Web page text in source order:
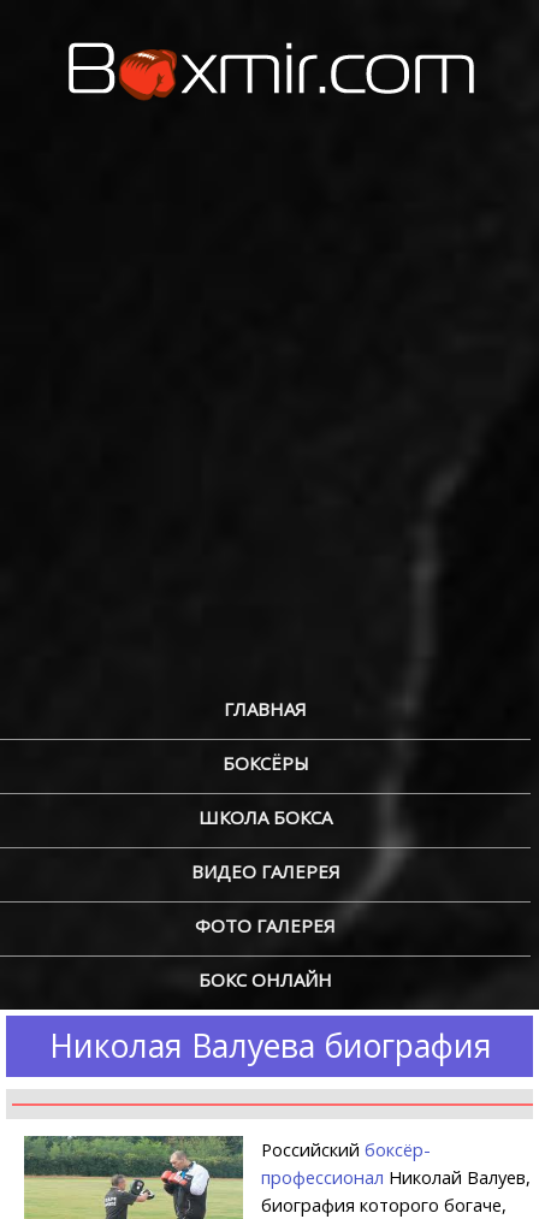
ГЛАВНАЯ
БОКСЁРЫ
ШКОЛА БОКСА
ВИДЕО ГАЛЕРЕЯ
ФОТО ГАЛЕРЕЯ
БОКС ОНЛАЙН
Николая Валуева биография
Российский боксёр-
профессионал Николай Валуев,
биография которого богаче,